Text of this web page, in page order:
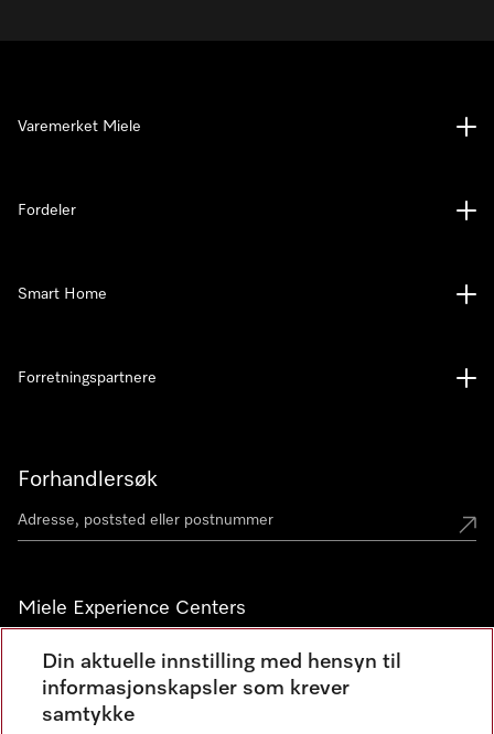
Forhandlersøk
Miele Experience Centers
Miele Experience Center Nesbru
Miele Outlet Nesbru
Varemerket Miele
Fordeler
Smart Home
Forretningspartnere
Din aktuelle innstilling med hensyn til
informasjonskapsler som krever
samtykke